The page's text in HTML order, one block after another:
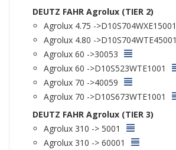
DEUTZ FAHR Agrolux (TIER 2)
Agrolux 4.75 ->D10S704WXE15001
Agrolux 4.80 ->D10S704WTE45001
Agrolux 60 ->30053
Agrolux 60 ->D10S523WTE1001
Agrolux 70 ->40059
Agrolux 70 ->D10S673WTE1001
DEUTZ FAHR Agrolux (TIER 3)
Agrolux 310 -> 5001
Agrolux 310 -> 60001